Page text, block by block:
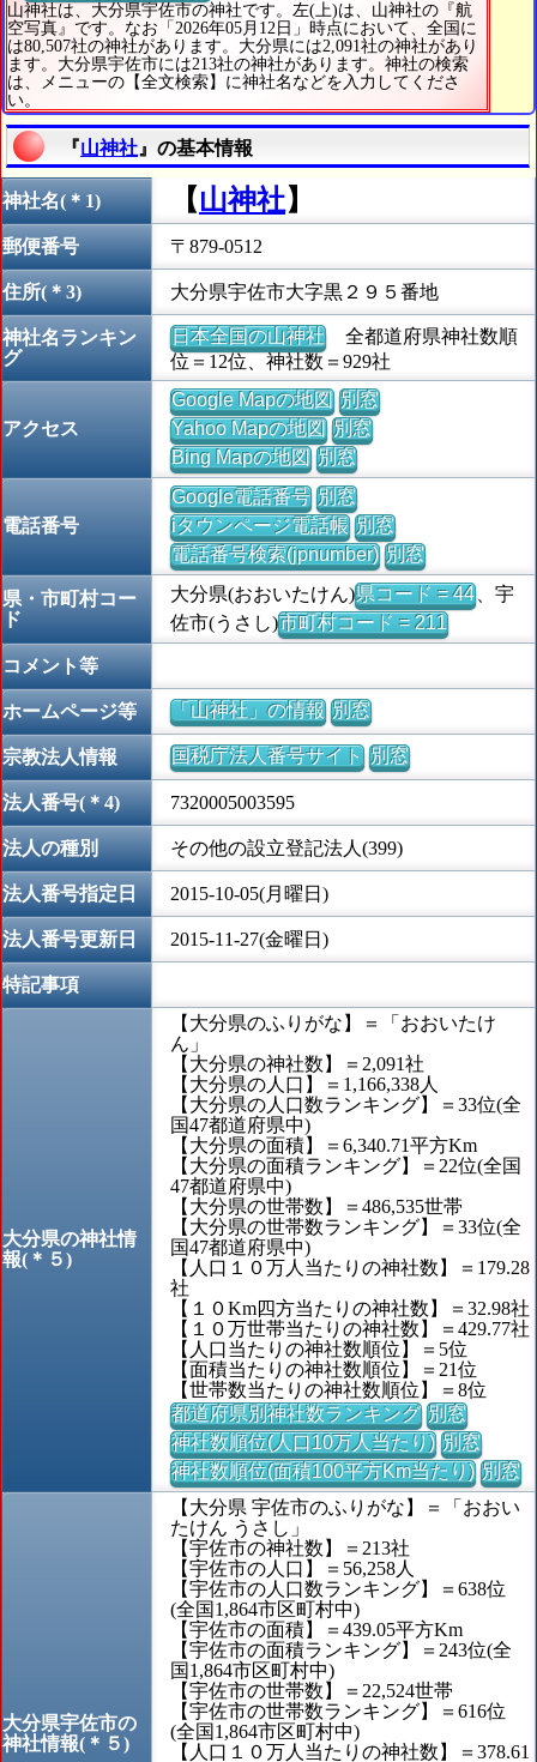
山神社は、大分県宇佐市の神社です。左(上)は、山神社の『航
空写真』です。なお「2026年05月12日」時点において、全国に
は80,507社の神社があります。大分県には2,091社の神社があり
ます。大分県宇佐市には213社の神社があります。神社の検索
は、メニューの【全文検索】に神社名などを入力してくださ
い。
『山神社 』の基本情報
神社名(＊1) 【山神社】
郵便番号 〒879-0512
住所(＊3) 大分県宇佐市大字黒２９５番地
神社名ランキン
グ
日本全国の山神社全都道府県神社数順
位＝12位、神社数＝929社
アクセス
Google Mapの地図 別窓
Yahoo Mapの地図 別窓
Bing Mapの地図 別窓
電話番号
Google電話番号 別窓
iタウンページ電話帳 別窓
電話番号検索(jpnumber) 別窓
県・市町村コー
ド
大分県(おおいたけん)県コード = 44、宇
佐市(うさし)市町村コード = 211
コメント等
ホームページ等 「山神社」の情報 別窓
宗教法人情報 国税庁法人番号サイト 別窓
法人番号(＊4) 7320005003595
法人の種別 その他の設立登記法人(399)
法人番号指定日 2015-10-05(月曜日)
法人番号更新日 2015-11-27(金曜日)
特記事項
大分県の神社情
報(＊５)
【大分県のふりがな】＝「おおいたけ
ん」
【大分県の神社数】＝2,091社
【大分県の人口】＝1,166,338人
【大分県の人口数ランキング】＝33位(全
国47都道府県中)
【大分県の面積】＝6,340.71平方Km
【大分県の面積ランキング】＝22位(全国
47都道府県中)
【大分県の世帯数】＝486,535世帯
【大分県の世帯数ランキング】＝33位(全
国47都道府県中)
【人口１０万人当たりの神社数】＝179.28
社
【１０Km四方当たりの神社数】＝32.98社
【１０万世帯当たりの神社数】＝429.77社
【人口当たりの神社数順位】＝5位
【面積当たりの神社数順位】＝21位
【世帯数当たりの神社数順位】＝8位
都道府県別神社数ランキング 別窓
神社数順位(人口10万人当たり) 別窓
神社数順位(面積100平方Km当たり) 別窓
大分県宇佐市の
神社情報(＊５)
【大分県 宇佐市のふりがな】＝「おおい
たけん うさし」
【宇佐市の神社数】＝213社
【宇佐市の人口】＝56,258人
【宇佐市の人口数ランキング】＝638位
(全国1,864市区町村中)
【宇佐市の面積】＝439.05平方Km
【宇佐市の面積ランキング】＝243位(全
国1,864市区町村中)
【宇佐市の世帯数】＝22,524世帯
【宇佐市の世帯数ランキング】＝616位
(全国1,864市区町村中)
【人口１０万人当たりの神社数】＝378.61